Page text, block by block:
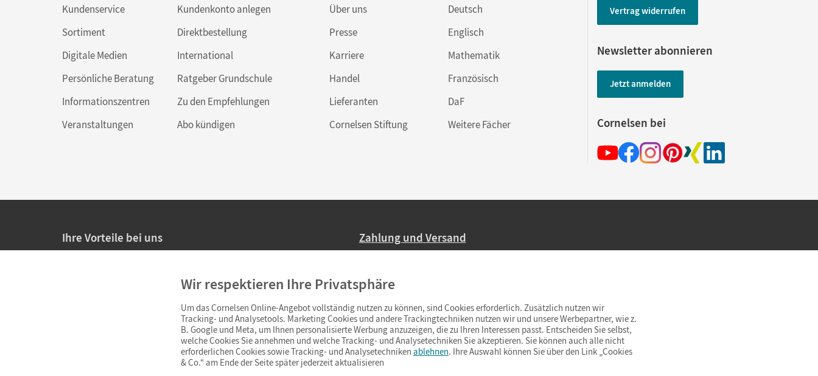
Kundenservice
Sortiment
Digitale Medien
Persönliche Beratung
Informationszentren
Veranstaltungen
Kundenkonto anlegen
Direktbestellung
International
Ratgeber Grundschule
Zu den Empfehlungen
Abo kündigen
Über uns
Presse
Karriere
Handel
Lieferanten
Cornelsen Stiftung
Deutsch
Englisch
Mathematik
Französisch
DaF
Weitere Fächer
Vertrag widerrufen
Newsletter abonnieren
Jetzt anmelden
Cornelsen bei
Ihre Vorteile bei uns
Persönliche Angebote für Lehrkräfte
Sicheres Einkaufen mit SSL-Verschlüsselung
Widerrufsfristvon 4 Wochen
Schnelle und einfache Retourenabwicklung
Zahlung und Versand
Ab 59,– EUR Bestellwert liefern wir versandkostenfrei innerhalb Deutschlands
(Lieferung in 3–6 Tagen).
Wir respektieren Ihre Privatsphäre
Um das Cornelsen Online-Angebot vollständig nutzen zu können, sind Cookies erforderlich. Zusätzlich nutzen wir
Tracking- und Analysetools. Marketing Cookies und andere Trackingtechniken nutzen wir und unsere Werbepartner, wie z.
B. Google und Meta, um Ihnen personalisierte Werbung anzuzeigen, die zu Ihren Interessen passt. Entscheiden Sie selbst,
welche Cookies Sie annehmen und welche Tracking- und Analysetechniken Sie akzeptieren. Sie können auch alle nicht
erforderlichen Cookies sowie Tracking- und Analysetechniken ablehnen. Ihre Auswahl können Sie über den Link „Cookies
& Co.“ am Ende der Seite später jederzeit aktualisieren